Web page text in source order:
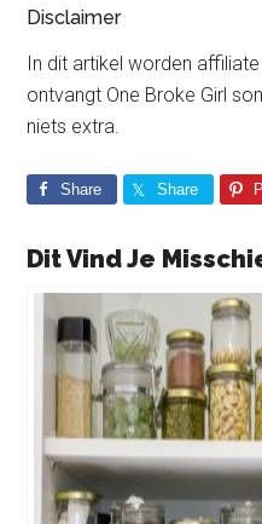
Disclaimer
In dit artikel worden
ontvangt One Broke Girl
niets extra.
Share Share
Dit Vind Je